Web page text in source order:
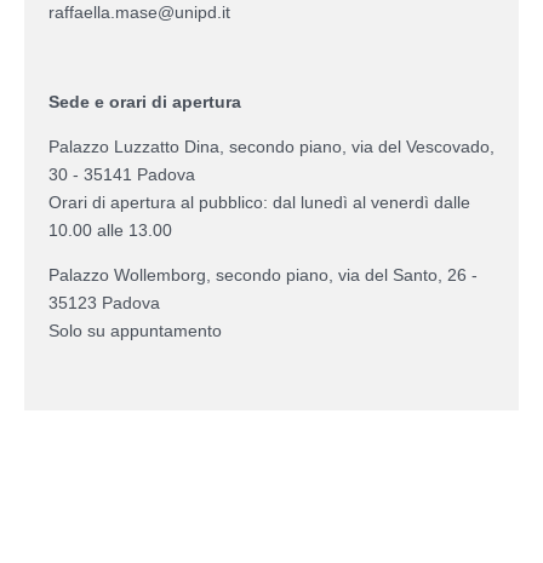
raffaella.mase@unipd.it
Sede e orari di apertura
Palazzo Luzzatto Dina, secondo piano, via del Vescovado,
30 - 35141 Padova
Orari di apertura al pubblico: dal lunedì al venerdì dalle
10.00 alle 13.00
Palazzo Wollemborg, secondo piano, via del Santo, 26 -
35123 Padova
Solo su appuntamento